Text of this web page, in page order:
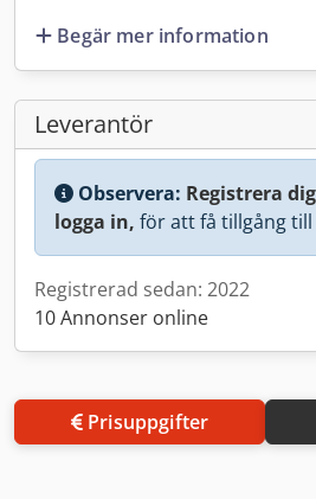
Begär mer information
Leverantör
Observera: Registrera
logga in, för att få tillgång
Registrerad sedan: 2022
10 Annonser online
Prisuppgifter